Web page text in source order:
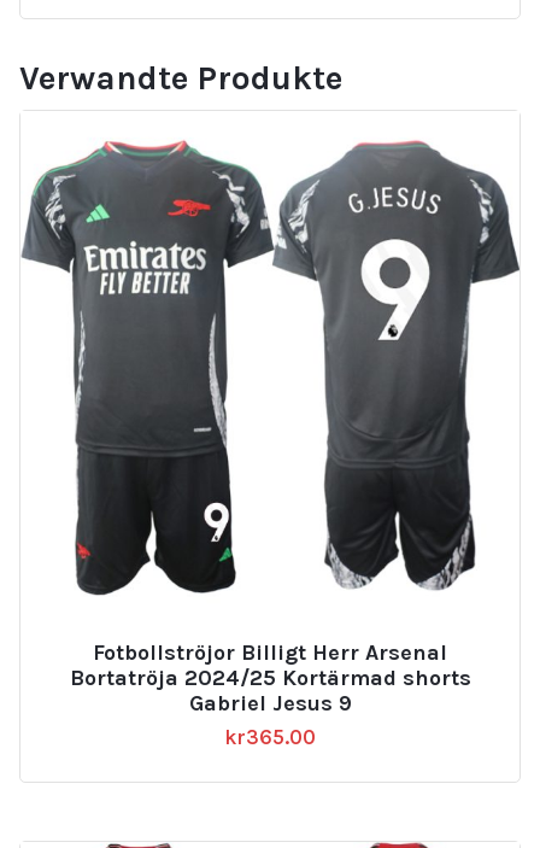
Verwandte Produkte
Fotbollströjor Billigt Herr Arsenal
Bortatröja 2024/25 Kortärmad shorts
Gabriel Jesus 9
kr365.00